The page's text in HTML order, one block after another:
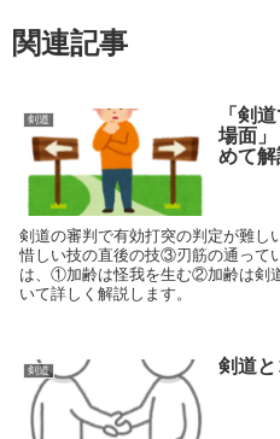
関連記事
剣道
「剣
場面
めて解
剣道の審判で有効打突の判定が難
惜しい技の直後の技③刃筋の通って
は、①加齢は怪我を生む②加齢は剣
いて詳しく解説します。
剣道 剣道